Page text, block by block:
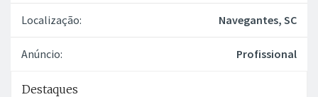
Localização: Navegantes, SC
Anúncio: Profissional
Destaques